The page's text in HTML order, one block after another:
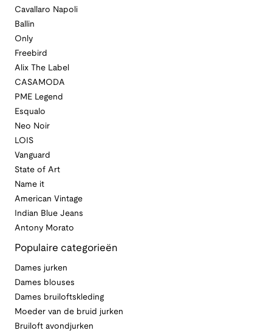
Cavallaro Napoli
Ballin
Only
Freebird
Alix The Label
CASAMODA
PME Legend
Esqualo
Neo Noir
LOIS
Vanguard
State of Art
Name it
American Vintage
Indian Blue Jeans
Antony Morato
Populaire categorieën
Dames jurken
Dames blouses
Dames bruiloftskleding
Moeder van de bruid jurken
Bruiloft avondjurken